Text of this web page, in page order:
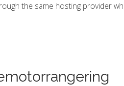
the same hosting provider